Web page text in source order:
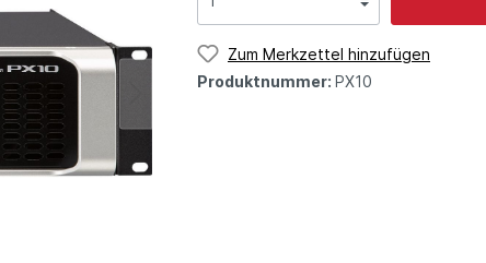
Zum Merkzettel hinzufügen
Produktnummer: PX10